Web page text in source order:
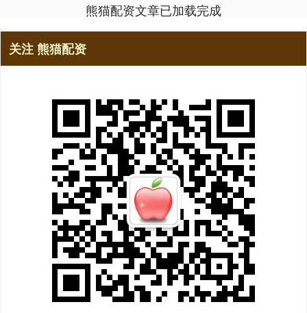
熊猫配资文章已加载完成
关注 熊猫配资